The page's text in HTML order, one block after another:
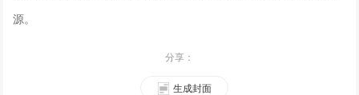
源。
分享：
生成封面